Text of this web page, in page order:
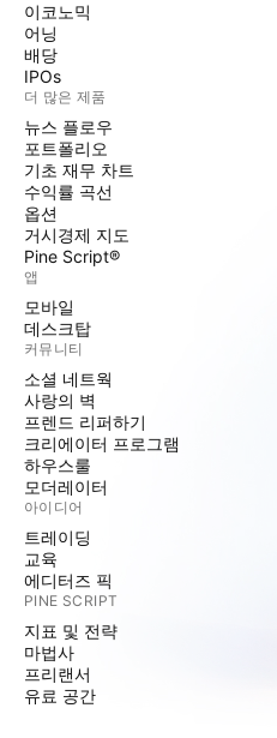
이코노믹
어닝
배당
IPOs
더 많은 제품
뉴스 플로우
포트폴리오
기초 재무 차트
수익률 곡선
옵션
거시경제 지도
Pine Script®
앱
모바일
데스크탑
커뮤니티
소셜 네트웍
사랑의 벽
프렌드 리퍼하기
크리에이터 프로그램
하우스룰
모더레이터
아이디어
트레이딩
교육
에디터즈 픽
PINE SCRIPT
지표 및 전략
마법사
프리랜서
유료 공간